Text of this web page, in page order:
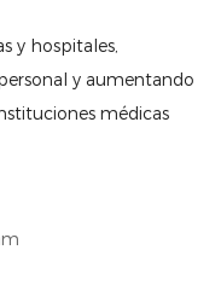
y hospitales,
y aumentando
médicas